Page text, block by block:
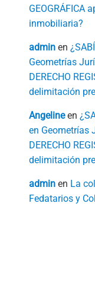
GEOGRÁFICA
inmobiliaria?
adminen
Geometrías
DERECHO
delimitación
Angelineen
en Geometrías
DERECHO
delimitación
adminen La
Fedatarios y